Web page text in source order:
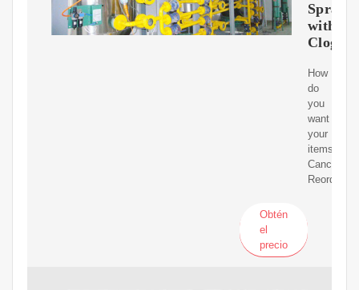
with
How
do
you
want
your
items?
Cancel.
Reorder
Obtén
el
precio